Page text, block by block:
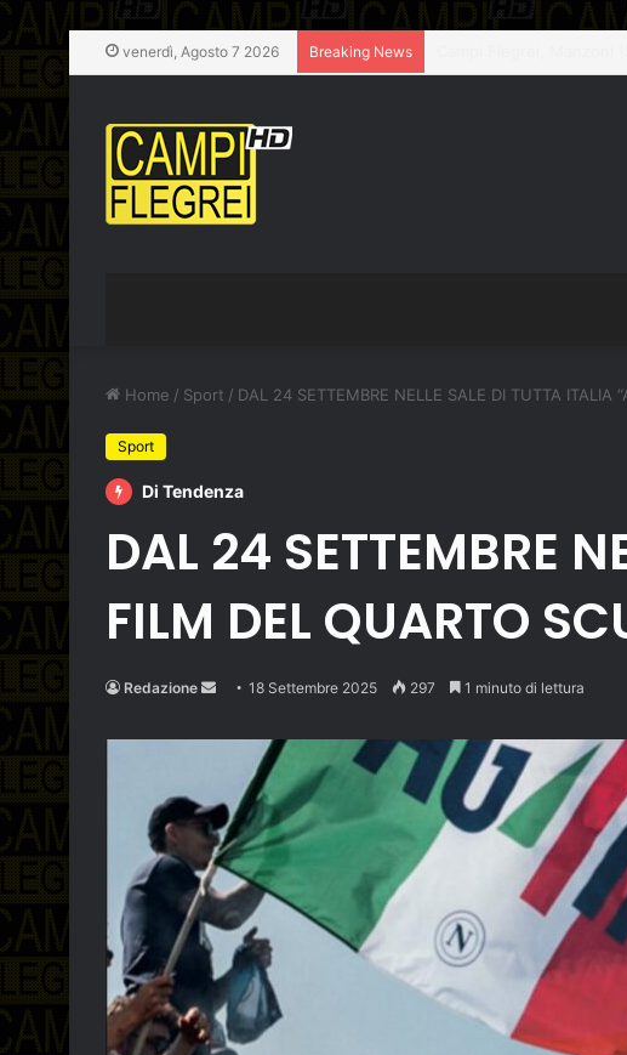
venerdì, Agosto 7 2026 Breaking News
Home / Sport / DAL 24 SETTEMBRE NELLE SALE DI TUTTA ITALIA
Sport
Di Tendenza
DAL 24 SETTEMBRE
FILM DEL QUARTO
Redazione
Send
email
18 Settembre 2025 297 1 minuto di lettura